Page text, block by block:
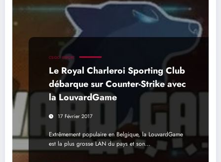
CS:GO ESPORT
Le Royal Charleroi Sporting Club
débarque sur Counter-Strike avec
la LouvardGame
17 Février 2017
Extrêmement populaire en Belgique, la LouvardGame
est la plus grosse LAN du pays et son…